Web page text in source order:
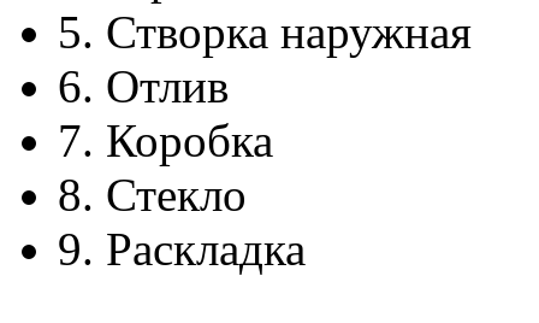
5. Створка наружная
6. Отлив
7. Коробка
8. Стекло
9. Раскладка